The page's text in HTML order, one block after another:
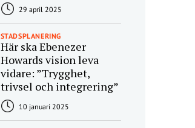
29 april 2025
STADSPLANERING
Här ska Ebenezer
Howards vision leva
vidare: ”Trygghet,
trivsel och integrering”
10 januari 2025